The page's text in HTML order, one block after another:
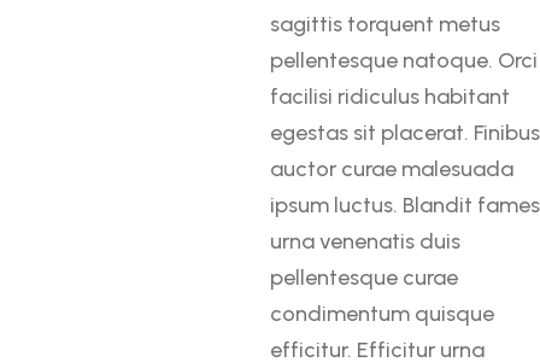
sagittis torquent metus
pellentesque natoque. Orci
facilisi ridiculus habitant
egestas sit placerat. Finibus
auctor curae malesuada
ipsum luctus. Blandit fames
urna venenatis duis
pellentesque curae
condimentum quisque
efficitur. Efficitur urna